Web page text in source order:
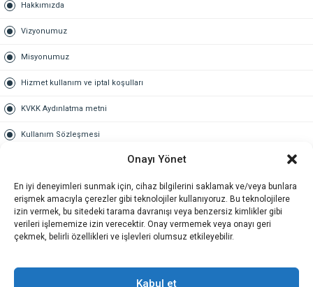
Onayı Yönet
En iyi deneyimleri sunmak için, cihaz bilgilerini saklamak ve/veya bunlara
erişmek amacıyla çerezler gibi teknolojiler kullanıyoruz. Bu teknolojilere
izin vermek, bu sitedeki tarama davranışı veya benzersiz kimlikler gibi
verileri işlememize izin verecektir. Onay vermemek veya onayı geri
çekmek, belirli özellikleri ve işlevleri olumsuz etkileyebilir.
Kabul et
Hakkımızda
Vizyonumuz
Misyonumuz
Hizmet kullanım ve iptal koşulları
KVKK Aydınlatma metni
Kullanım Sözleşmesi
Gold üyelik nedir
Kariyer